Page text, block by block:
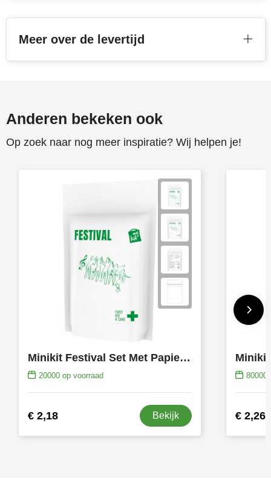
Meer over de levertijd
Anderen bekeken ook
Op zoek naar nog meer inspiratie? Wij helpen je!
Minikit Festival Set Met Papieren Stazak
20000op voorraad
€ 2,18 Bekijk
80000
€ 2,26